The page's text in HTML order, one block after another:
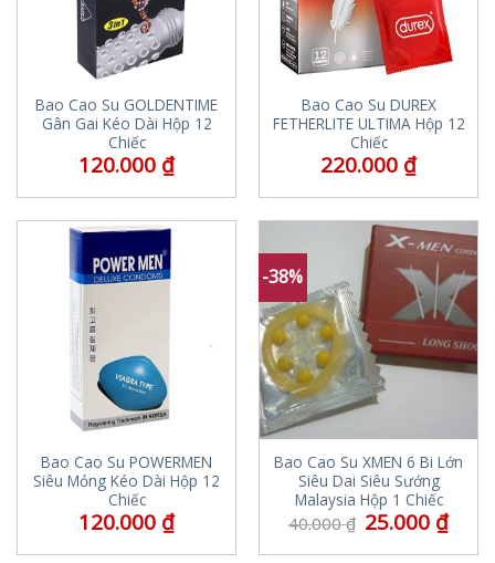
Bao Cao Su GOLDENTIME
Gân Gai Kéo Dài Hộp 12
Chiếc
120.000 ₫
Bao Cao Su DUREX
FETHERLITE ULTIMA Hộp 12
Chiếc
220.000 ₫
Bao Cao Su POWERMEN
Siêu Mỏng Kéo Dài Hộp 12
Chiếc
120.000 ₫
-38%
Bao Cao Su XMEN 6 Bi Lớn
Siêu Dai Siêu Sướng
Malaysia Hộp 1 Chiếc
40.000₫ 25.000 ₫